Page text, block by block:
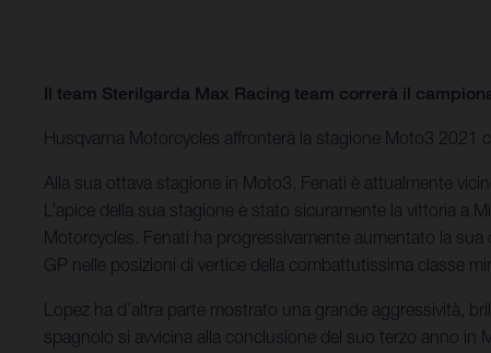
Il team Sterilgarda Max Racing team correrà il
Husqvarna Motorcycles affronterà la stagione Moto3 2021
Alla sua ottava stagione in Moto3, Fenati è attualmente
L’apice della sua stagione è stato sicuramente la vittoria a
Motorcycles. Fenati ha progressivamente aumentato la
GP nelle posizioni di vertice della combattutissima classe
Lopez ha d’altra parte mostrato una grande aggressività,
spagnolo si avvicina alla conclusione del suo terzo anno